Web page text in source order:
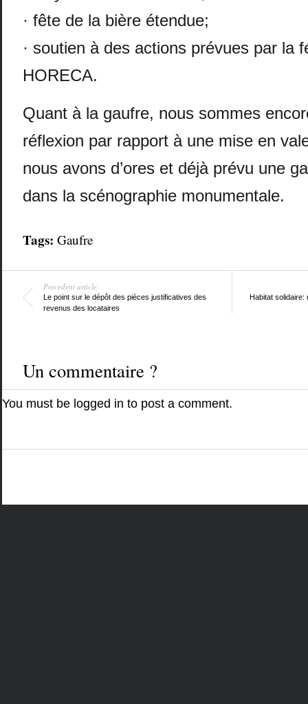
· fête de la bière étendue;
· soutien à des actions prévues par la
HORECA.
Quant à la gaufre, nous sommes
réflexion par rapport à une mise en
nous avons d’ores et déjà prévu une
dans la scénographie monumentale.
Tags: Gaufre
Precedent article
Le point sur le dépôt des pièces justificatives des
revenus des locataires
Habitat solidaire:
Un commentaire ?
You must be logged in to post a comment.